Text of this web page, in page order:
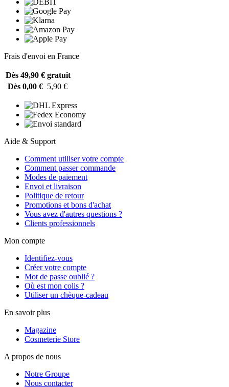
Frais d'envoi en France
Dès 49,90 € gratuit
Dès 0,00 € 5,90 €
Aide & Support
Comment utiliser votre compte
Comment passer commande
Modes de paiement
Envoi et livraison
Politique de retour
Promotions et bons d'achat
Vous avez d'autres questions ?
Clients professionnels
Mon compte
Identifiez-vous
Créer votre compte
Mot de passe oublié ?
Où est mon colis ?
Utiliser un chèque-cadeau
En savoir plus
Magazine
Cosmeterie Store
A propos de nous
Notre Groupe
Nous contacter